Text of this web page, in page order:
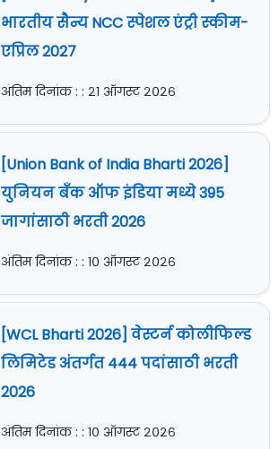
भारतीय सैन्य NCC स्पेशल एंट्री स्कीम-
एप्रिल 2027
अंतिम दिनांक : : २१ ऑगस्ट २०२६
[Union Bank of India Bharti 2026]
युनियन बँक ऑफ इंडिया मध्ये 395
जागांसाठी भरती 2026
अंतिम दिनांक : : १० ऑगस्ट २०२६
[WCL Bharti 2026] वेस्टर्न कोलीफिल्ड
लिमिटेड अंतर्गत 444 पदांसाठी भरती
2026
अंतिम दिनांक : : १० ऑगस्ट २०२६